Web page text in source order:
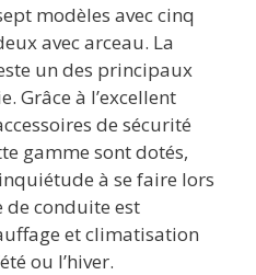
modèles avec cinq
avec arceau. La
un des principaux
Grâce à l’excellent
de sécurité
gamme sont dotés,
à se faire lors
de conduite est
et climatisation
ou l’hiver.